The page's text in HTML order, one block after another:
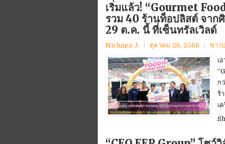
เริ่มแล้ว! “Gourmet
รวม 40 ร้านท็อปลิสต์ จาก
29 ต.ค. นี้ ที่เซ็นทรัลเวิลด์
Nichapa J. ตุลาคม 26, 2566 ข่าว
เ
ก
ร้
เ